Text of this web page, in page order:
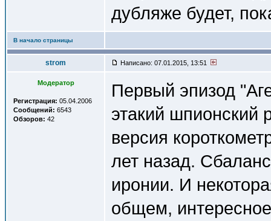
дубляже будет,
В начало страницы
strom Написано: 07.01.2015, 13:51
Модератор
Регистрация: 05.04.2006
Сообщений: 6543
Обзоров: 42
Первый эпизод
этакий шпионский
версия
лет назад.
иронии. И
общем,